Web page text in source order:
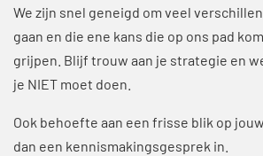
We zijn snel geneigd om veel
gaan en die ene kans die op ons pad
grijpen. Blijf trouw aan je strategie en
je NIET moet doen.
Ook behoefte aan een frisse blik op
dan een kennismakingsgesprek in.